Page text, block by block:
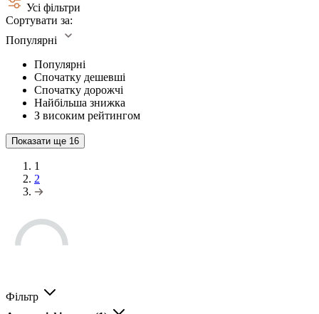
Усі фільтри
Сортувати за:
Популярні
Популярні
Спочатку дешевші
Спочатку дорожчі
Найбільша знижка
З високим рейтингом
Показати ще 16
1
2
Фільтр